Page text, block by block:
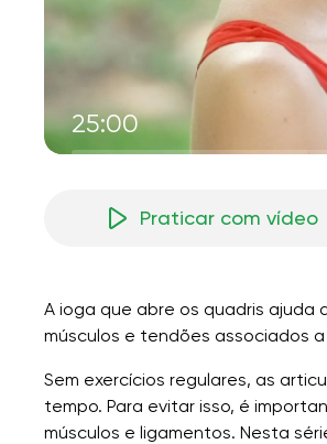
25:00
Praticar com vídeo
A ioga que abre os quadris
músculos e tendões associados a
Sem exercícios regulares, as
tempo. Para evitar isso, é
músculos e ligamentos. Nesta